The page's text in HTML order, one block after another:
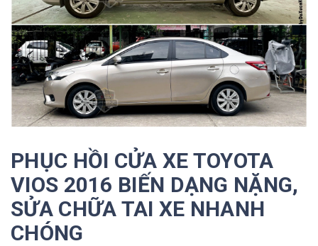
PHỤC HỒI CỬA XE TOYOTA
VIOS 2016 BIẾN DẠNG NẶNG,
SỬA CHỮA TAI XE NHANH
CHÓNG